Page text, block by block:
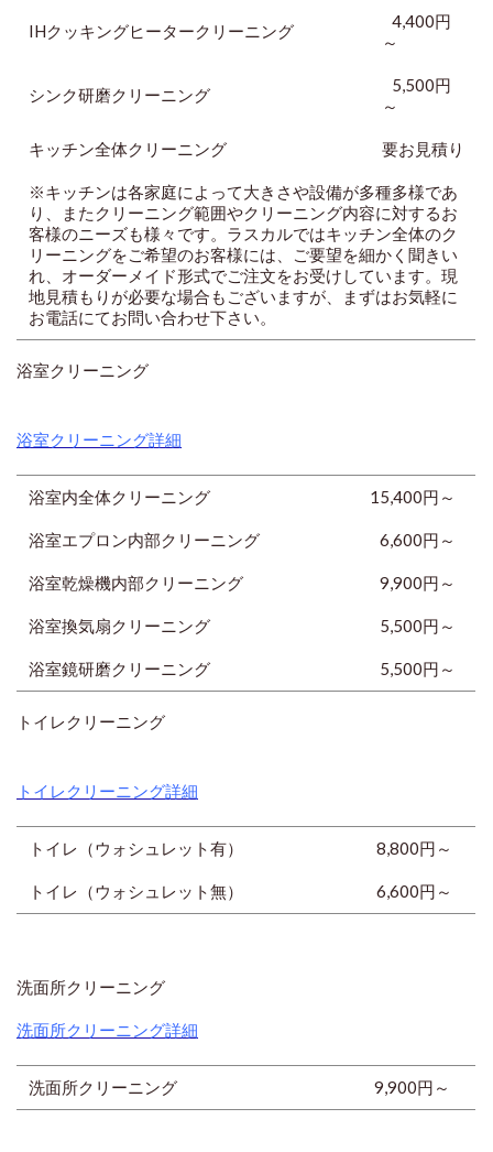
IHクッキングヒータークリーニング
4,400円
～
シンク研磨クリーニング
5,500円
～
キッチン全体クリーニング 要お見積り
※キッチンは各家庭によって大きさや設備が多種多様であ
り、またクリーニング範囲やクリーニング内容に対するお
客様のニーズも様々です。ラスカルではキッチン全体のク
リーニングをご希望のお客様には、ご要望を細かく聞きい
れ、オーダーメイド形式でご注文をお受けしています。現
地見積もりが必要な場合もございますが、まずはお気軽に
お電話にてお問い合わせ下さい。
浴室クリーニング
浴室クリーニング詳細
浴室内全体クリーニング 15,400円～
浴室エプロン内部クリーニング 6,600円 ～
浴室乾燥機内部クリーニング 9,900円 ～
浴室換気扇クリーニング 5,500円 ～
浴室鏡研磨クリーニング 5,500円 ～
トイレクリーニング
トイレクリーニング詳細
トイレ（ウォシュレット有） 8,800円 ～
トイレ（ウォシュレット無） 6,600円 ～
洗面所クリーニング
洗面所クリーニング詳細
洗面所クリーニング 9,900円 ～